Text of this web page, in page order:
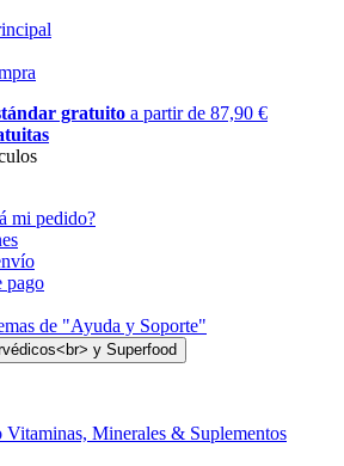
gratuito a partir de 87,90 €
mi pedido?
pago
de "Ayuda y Soporte"
Vitaminas, Minerales & Suplementos